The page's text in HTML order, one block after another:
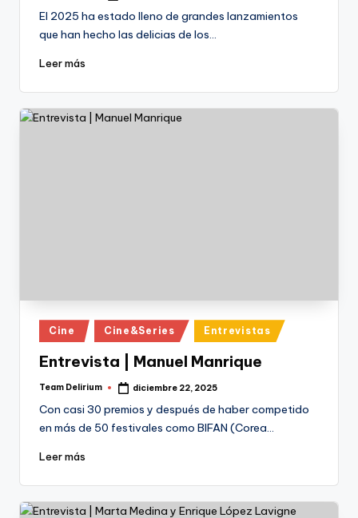
El 2025 ha estado lleno de grandes lanzamientos
que han hecho las delicias de los…
Leer más
Publicado
en
Cine Cine&Series Entrevistas
Entrevista | Manuel Manrique
Publicado
Team Delirium diciembre 22, 2025
Con casi 30 premios y después de haber competido
en más de 50 festivales como BIFAN (Corea…
Leer más